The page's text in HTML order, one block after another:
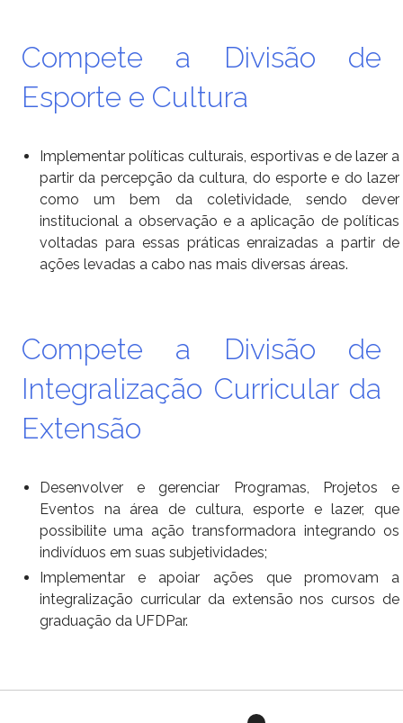
Compete a Divisão de
Esporte e Cultura
Implementar políticas culturais, esportivas e de lazer a
partir da percepção da cultura, do esporte e do lazer
como um bem da coletividade, sendo dever
institucional a observação e a aplicação de políticas
voltadas para essas práticasenraizadas a partir de
ações levadas a cabo nas mais diversas áreas.
Compete a Divisão de
Integralização Curricular da
Extensão
Desenvolver e gerenciar Programas, Projetos e
Eventos na área de cultura, esporte e lazer, que
possibilite uma açãotransformadora integrando os
indivíduos em suas subjetividades;
Implementar e apoiar ações que promovam a
integralização curricular da extensão nos cursos de
graduação da UFDPar.